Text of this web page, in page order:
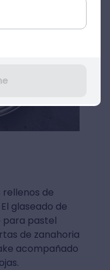
de
glaseado de
para pastel
de zanahoria
acompañado